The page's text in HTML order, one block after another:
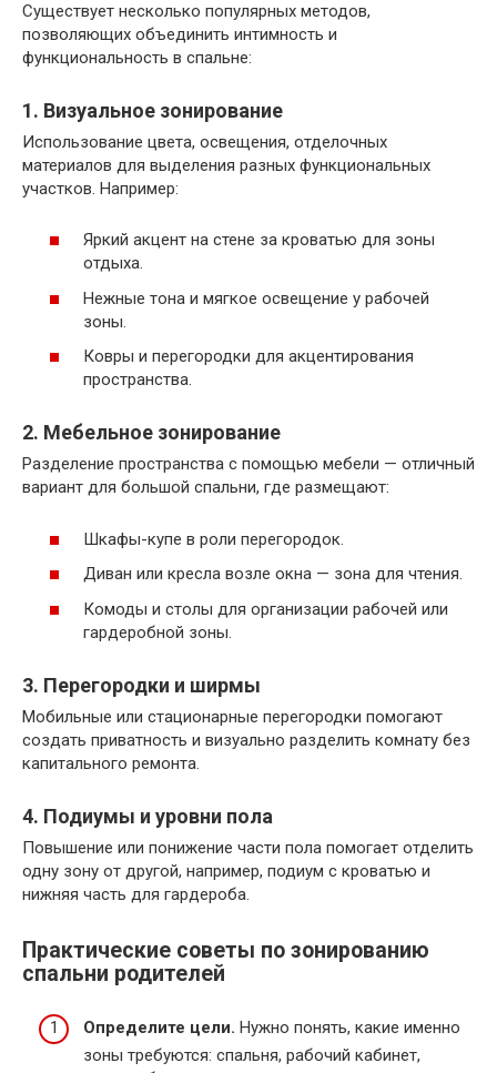
Существует несколько популярных методов,
позволяющих объединить интимность и
функциональность в спальне:
1. Визуальное зонирование
Использование цвета, освещения, отделочных
материалов для выделения разных функциональных
участков. Например:
Яркий акцент на стене за кроватью для зоны
отдыха.
Нежные тона и мягкое освещение у рабочей
зоны.
Ковры и перегородки для акцентирования
пространства.
2. Мебельное зонирование
Разделение пространства с помощью мебели — отличный
вариант для большой спальни, где размещают:
Шкафы-купе в роли перегородок.
Диван или кресла возле окна — зона для чтения.
Комоды и столы для организации рабочей или
гардеробной зоны.
3. Перегородки и ширмы
Мобильные или стационарные перегородки помогают
создать приватность и визуально разделить комнату без
капитального ремонта.
4. Подиумы и уровни пола
Повышение или понижение части пола помогает отделить
одну зону от другой, например, подиум с кроватью и
нижняя часть для гардероба.
Практические советы по зонированию
спальни родителей
Определите цели. Нужно понять, какие именно
зоны требуются: спальня, рабочий кабинет,